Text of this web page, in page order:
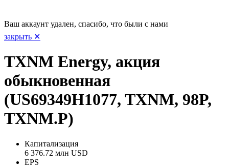
Ваш аккаунт удален, спасибо, что были с нами
закрыть ✕
TXNM Energy, акция
обыкновенная
(US69349H1077, TXNM, 98P,
TXNM.P)
Капитализация
6 376.72 млн USD
EPS